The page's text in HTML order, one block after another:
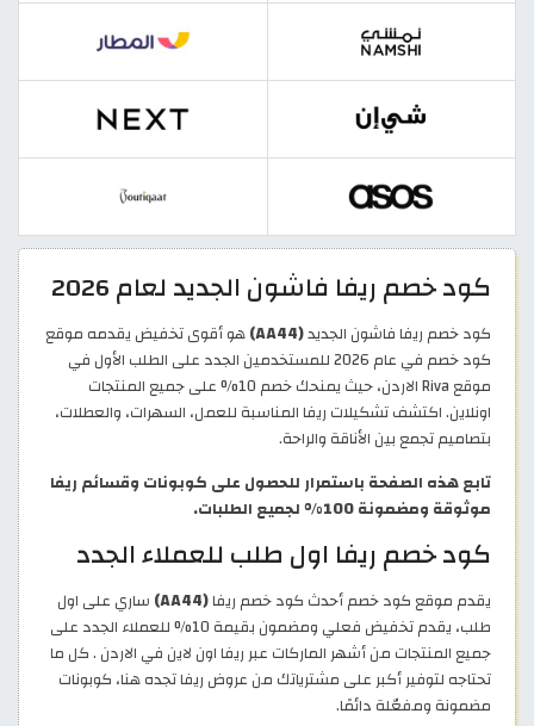
كود خصم ريفا فاشون الجديد لعام 2026
كود خصم ريفا فاشون الجديد(AA44)
هو أقوى تخفيض يقدمه موقع
كود خصم في عام 2026 للمستخدمين الجدد على الطلب الأول في
موقع Riva الاردن، حيث يمنحك خصم 10% على جميع المنتجات
اونلاين. اكتشف تشكيلات ريفا المناسبة للعمل، السهرات، والعطلات،
بتصاميم تجمع بين الأناقة والراحة.
تابع هذه الصفحة باستمرار للحصول على كوبونات وقسائم ريفا
موثوقة ومضمونة 100% لجميع الطلبات.
كود خصم ريفا اول طلب للعملاء الجدد
يقدم موقع كود خصم أحدث كود خصم ريفا(AA44)
ساري على اول
طلب، يقدم تخفيض فعلي ومضمون بقيمة 10% للعملاء الجدد على
جميع المنتجات من أشهر الماركات عبر ريفا اون لاين في الاردن . كل ما
تحتاجه لتوفير أكبر على مشترياتك من عروض ريفا تجده هنا، كوبونات
مضمونة ومفعّلة دائمًا.